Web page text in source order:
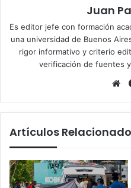
Juan
Es editor jefe con formación
una universidad de Buenos
rigor informativo y criterio
verificación de fuentes
Artículos